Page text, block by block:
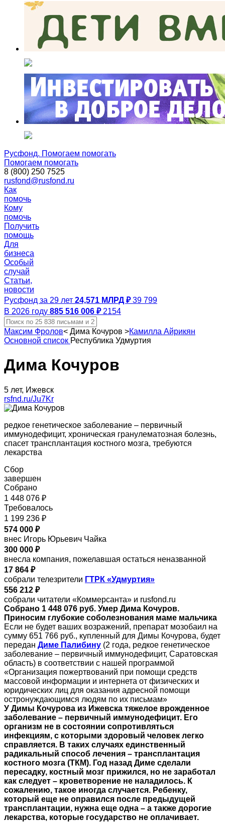
Русфонд. Помогаем помогать
Помогаем помогать
8 (800) 250 7525
rusfond@rusfond.ru
Как
помочь
Кому
помочь
Получить
помощь
Для
бизнеса
Особый
случай
Статьи,
новости
Русфонд за 29 лет 24,571 МЛРД ₽ 39 799
В 2026 году 885 516 006 ₽ 2154
Максим Фролов< Дима Кочуров >Камилла Айрикян
Основной список Республика Удмуртия
Дима Кочуров
5 лет, Ижевск
rsfnd.ru/Ju7Kr
редкое генетическое заболевание – первичный
иммунодефицит, хроническая гранулематозная болезнь,
спасет трансплантация костного мозга, требуются
лекарства
Сбор
завершен
Собрано
1 448 076 ₽
Требовалось
1 199 236 ₽
574 000 ₽
внес Игорь Юрьевич Чайка
300 000 ₽
внесла компания, пожелавшая остаться неназванной
17 864 ₽
собрали телезрители ГТРК «Удмуртия»
556 212 ₽
собрали читатели «Коммерсанта» и rusfond.ru
Собрано 1 448 076 руб. Умер Дима Кочуров.
Приносим глубокие соболезнования маме мальчика
Если не будет ваших возражений, препарат мозобаил на
сумму 651 766 руб., купленный для Димы Кочурова, будет
передан Диме Палибину (2 года, редкое генетическое
заболевание – первичный иммунодефицит, Саратовская
область) в соответствии с нашей программой
«Организация пожертвований при помощи средств
массовой информации и интернета от физических и
юридических лиц для оказания адресной помощи
остронуждающимся людям по их письмам»
У Димы Кочурова из Ижевска тяжелое врожденное
заболевание – первичный иммунодефицит. Его
организм не в состоянии сопротивляться
инфекциям, с которыми здоровый человек легко
справляется. В таких случаях единственный
радикальный способ лечения – трансплантация
костного мозга (ТКМ). Год назад Диме сделали
пересадку, костный мозг прижился, но не заработал
как следует – кроветворение не наладилось. К
сожалению, такое иногда случается. Ребенку,
который еще не оправился после предыдущей
трансплантации, нужна еще одна – а также дорогие
лекарства, которые государство не оплачивает.